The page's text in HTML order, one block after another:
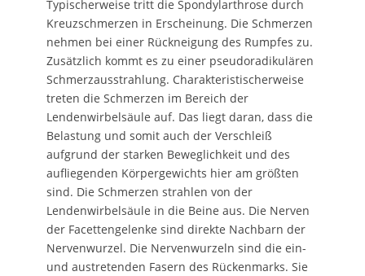
Typischerweise tritt die Spondylarthrose durch
Kreuzschmerzen in Erscheinung. Die Schmerzen
nehmen bei einer Rückneigung des Rumpfes zu.
Zusätzlich kommt es zu einer pseudoradikulären
Schmerzausstrahlung. Charakteristischerweise
treten die Schmerzen im Bereich der
Lendenwirbelsäule auf. Das liegt daran, dass die
Belastung und somit auch der Verschleiß
aufgrund der starken Beweglichkeit und des
aufliegenden Körpergewichts hier am größten
sind. Die Schmerzen strahlen von der
Lendenwirbelsäule in die Beine aus. Die Nerven
der Facettengelenke sind direkte Nachbarn der
Nervenwurzel. Die Nervenwurzeln sind die ein-
und austretenden Fasern des Rückenmarks. Sie